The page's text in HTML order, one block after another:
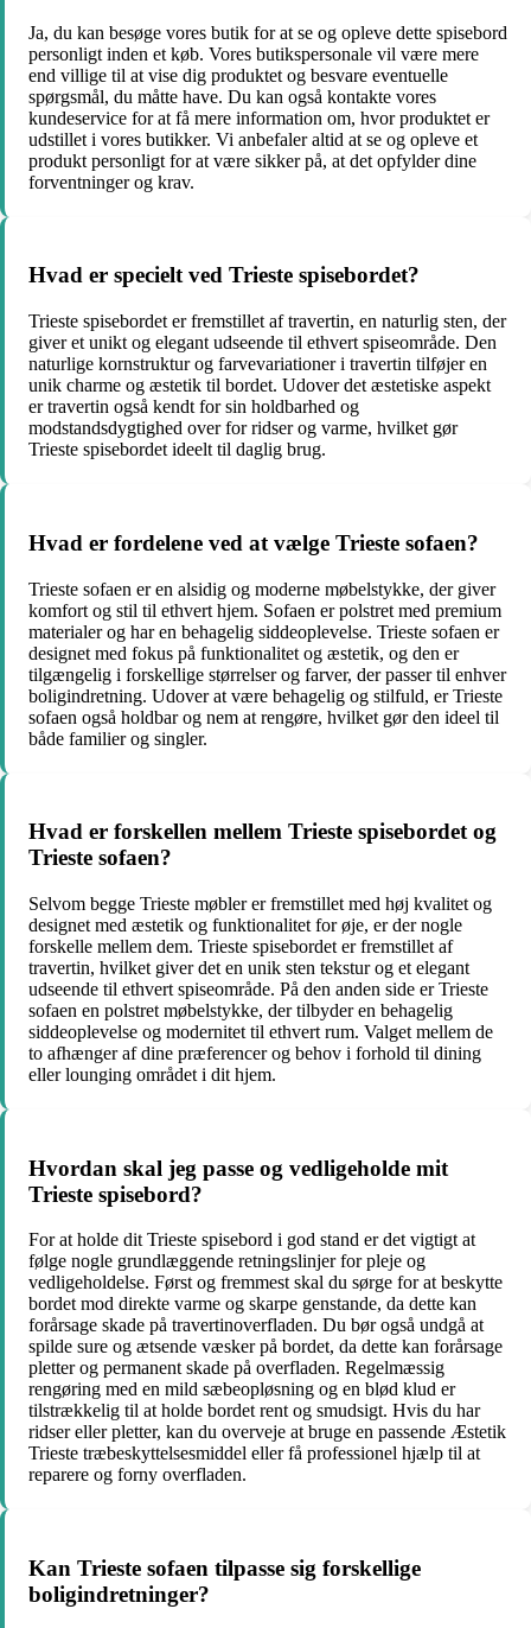
Ja, du kan besøge vores butik for at se og opleve dette spisebord
personligt inden et køb. Vores butikspersonale vil være mere
end villige til at vise dig produktet og besvare eventuelle
spørgsmål, du måtte have. Du kan også kontakte vores
kundeservice for at få mere information om, hvor produktet er
udstillet i vores butikker. Vi anbefaler altid at se og opleve et
produkt personligt for at være sikker på, at det opfylder dine
forventninger og krav.
Hvad er specielt ved Trieste spisebordet?
Trieste spisebordet er fremstillet af travertin, en naturlig sten, der
giver et unikt og elegant udseende til ethvert spiseområde. Den
naturlige kornstruktur og farvevariationer i travertin tilføjer en
unik charme og æstetik til bordet. Udover det æstetiske aspekt
er travertin også kendt for sin holdbarhed og
modstandsdygtighed over for ridser og varme, hvilket gør
Trieste spisebordet ideelt til daglig brug.
Hvad er fordelene ved at vælge Trieste sofaen?
Trieste sofaen er en alsidig og moderne møbelstykke, der giver
komfort og stil til ethvert hjem. Sofaen er polstret med premium
materialer og har en behagelig siddeoplevelse. Trieste sofaen er
designet med fokus på funktionalitet og æstetik, og den er
tilgængelig i forskellige størrelser og farver, der passer til enhver
boligindretning. Udover at være behagelig og stilfuld, er Trieste
sofaen også holdbar og nem at rengøre, hvilket gør den ideel til
både familier og singler.
Hvad er forskellen mellem Trieste spisebordet og
Trieste sofaen?
Selvom begge Trieste møbler er fremstillet med høj kvalitet og
designet med æstetik og funktionalitet for øje, er der nogle
forskelle mellem dem. Trieste spisebordet er fremstillet af
travertin, hvilket giver det en unik sten tekstur og et elegant
udseende til ethvert spiseområde. På den anden side er Trieste
sofaen en polstret møbelstykke, der tilbyder en behagelig
siddeoplevelse og modernitet til ethvert rum. Valget mellem de
to afhænger af dine præferencer og behov i forhold til dining
eller lounging området i dit hjem.
Hvordan skal jeg passe og vedligeholde mit
Trieste spisebord?
For at holde dit Trieste spisebord i god stand er det vigtigt at
følge nogle grundlæggende retningslinjer for pleje og
vedligeholdelse. Først og fremmest skal du sørge for at beskytte
bordet mod direkte varme og skarpe genstande, da dette kan
forårsage skade på travertinoverfladen. Du bør også undgå at
spilde sure og ætsende væsker på bordet, da dette kan forårsage
pletter og permanent skade på overfladen. Regelmæssig
rengøring med en mild sæbeopløsning og en blød klud er
tilstrækkelig til at holde bordet rent og smudsigt. Hvis du har
ridser eller pletter, kan du overveje at bruge en passende Æstetik
Trieste træbeskyttelsesmiddel eller få professionel hjælp til at
reparere og forny overfladen.
Kan Trieste sofaen tilpasse sig forskellige
boligindretninger?